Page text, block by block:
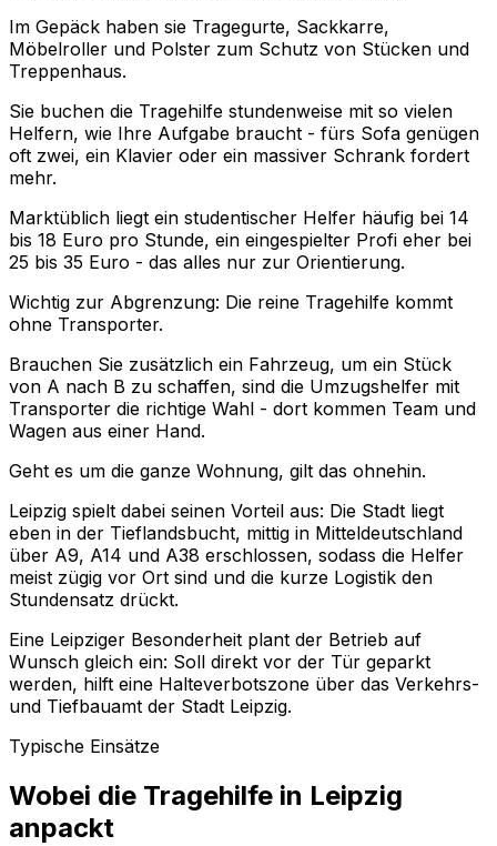
Im Gepäck haben sie Tragegurte, Sackkarre,
Möbelroller und Polster zum Schutz von Stücken und
Treppenhaus.
Sie buchen die Tragehilfe stundenweise mit so vielen
Helfern, wie Ihre Aufgabe braucht - fürs Sofa genügen
oft zwei, ein Klavier oder ein massiver Schrank fordert
mehr.
Marktüblich liegt ein studentischer Helfer häufig bei 14
bis 18 Euro pro Stunde, ein eingespielter Profi eher bei
25 bis 35 Euro - das alles nur zur Orientierung.
Wichtig zur Abgrenzung: Die reine Tragehilfe kommt
ohne Transporter.
Brauchen Sie zusätzlich ein Fahrzeug, um ein Stück
von A nach B zu schaffen, sind die Umzugshelfer mit
Transporter die richtige Wahl - dort kommen Team und
Wagen aus einer Hand.
Geht es um die ganze Wohnung, gilt das ohnehin.
Leipzig spielt dabei seinen Vorteil aus: Die Stadt liegt
eben in der Tieflandsbucht, mittig in Mitteldeutschland
über A9, A14 und A38 erschlossen, sodass die Helfer
meist zügig vor Ort sind und die kurze Logistik den
Stundensatz drückt.
Eine Leipziger Besonderheit plant der Betrieb auf
Wunsch gleich ein: Soll direkt vor der Tür geparkt
werden, hilft eine Halteverbotszone über das Verkehrs-
und Tiefbauamt der Stadt Leipzig.
Typische Einsätze
Wobei die Tragehilfe in Leipzig
anpackt